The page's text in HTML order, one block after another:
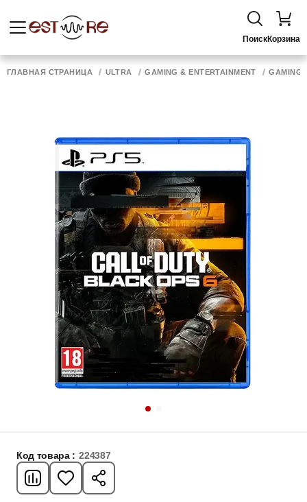
ПоискКорзина
ГЛАВНАЯ СТРАНИЦА ULTRA GAMING & ENTERTAINMENT GAMING
Код товара : 224387